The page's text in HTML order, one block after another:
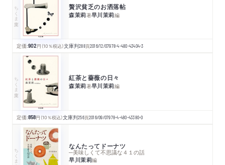
ちくま文庫 贅沢貧乏のお洒落帖
森茉莉著早川茉莉編
定価:902円 （10％税込）文庫判288頁2016/12/07978-4-480-43404-3
ちくま文庫 紅茶と薔薇の日々
森茉莉著早川茉莉編
定価:858円 （10％税込）文庫判256頁2016/09/07978-4-480-43380-0
ちくま文庫 なんたってドーナツ
─美味しくて不思議な４１の話
早川茉莉編